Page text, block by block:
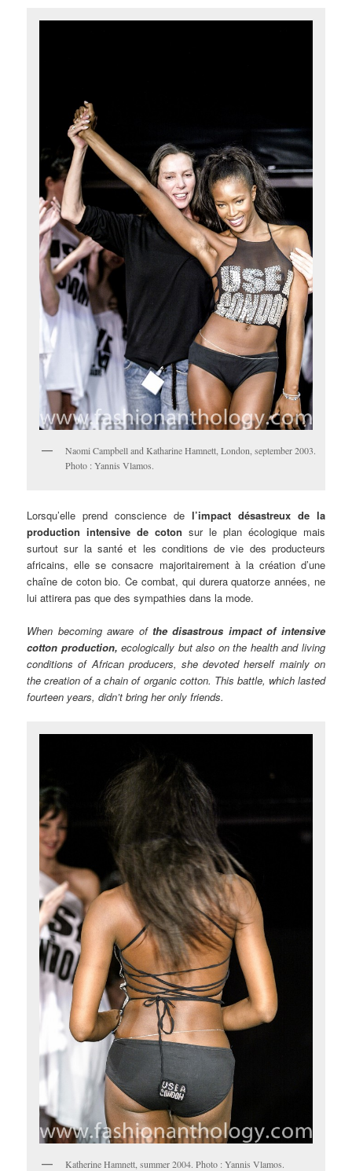
Naomi Campbell and Katharine Hamnett, London, september 2003.
Photo : Yannis Vlamos.
Lorsqu’elle prend conscience de l’impact désastreux de la
production intensive de coton sur le plan écologique mais
surtout sur la santé et les conditions de vie des producteurs
africains, elle se consacre majoritairement à la création d’une
chaîne de coton bio. Ce combat, qui durera quatorze années, ne
lui attirera pas que des sympathies dans la mode.
When becoming aware of the disastrous impact of intensive
cotton production, ecologically but also on the health and living
conditions of African producers, she devoted herself mainly on
the creation of a chain of organic cotton. This battle, which lasted
fourteen years, didn’t bring her only friends.
Katherine Hamnett, summer 2004. Photo : Yannis Vlamos.